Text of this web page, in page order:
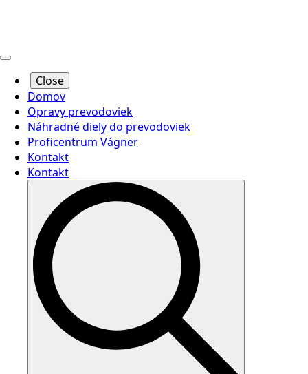
Close
Domov
Opravy prevodoviek
Náhradné diely do prevodoviek
Proficentrum Vágner
Kontakt
Kontakt